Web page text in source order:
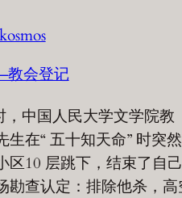
kosmos
会登记
，中国人民大学文学院教
在“ 五十知天命” 时突
区10 层跳下，结束了自
勘查认定：排除他杀，高